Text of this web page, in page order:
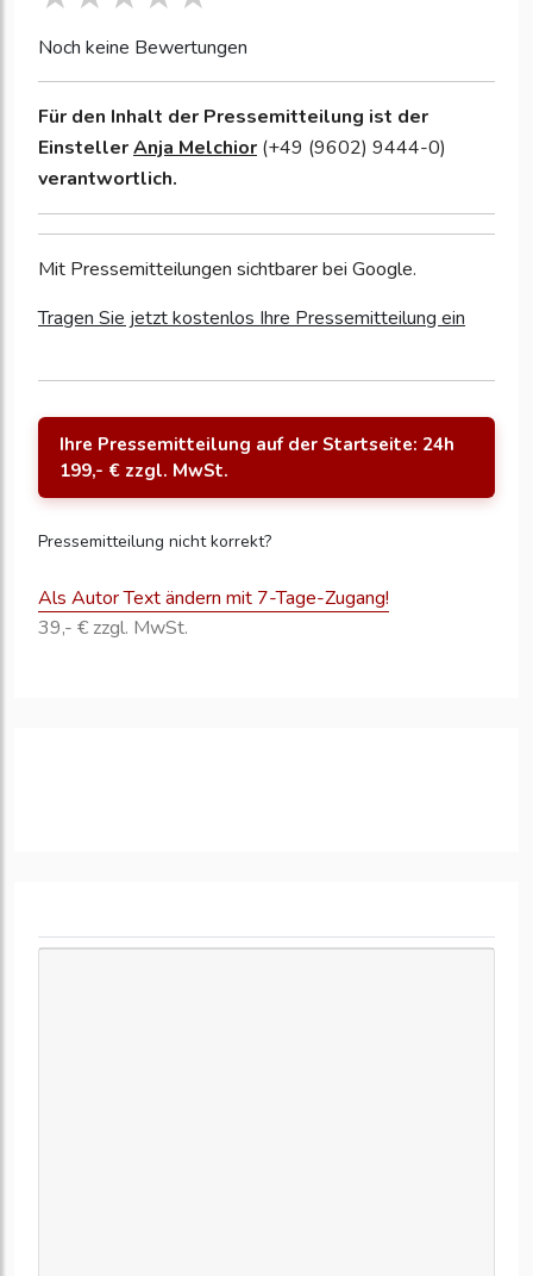
Noch keine Bewertungen
Für den Inhalt der Pressemitteilung ist der
EinstellerAnja Melchior (+49 (9602) 9444-0)
verantwortlich.
Mit Pressemitteilungen sichtbarer bei Google.
Tragen Sie jetzt kostenlos Ihre Pressemitteilung ein
Ihre Pressemitteilung auf der Startseite: 24h
199,- € zzgl. MwSt.
Pressemitteilung nicht korrekt?
Als Autor Text ändern mit 7-Tage-Zugang!
39,- € zzgl. MwSt.